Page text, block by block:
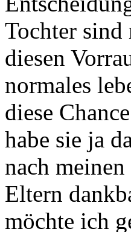
Tochter
diesen
normales
diese
habe sie ja
nach
Eltern
möchte ich